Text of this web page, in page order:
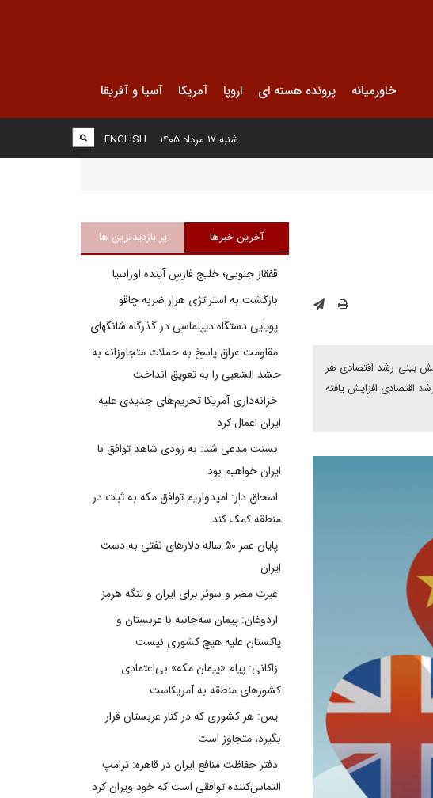
خاورمیانه پرونده هسته ای اروپا آمریکا آسیا و آفریقا
ENGLISH شنبه ۱۷ مرداد ۱۴۰۵
انداخته اند. پیش بینی رشد اقتصادی هر
رشد اقتصادی افزایش یافته
آخرین خبرها پر بازدیدترین ها
قفقاز جنوبی؛ خلیج فارسِ آینده اوراسیا
بازگشت به استراتژی هزار ضربه چاقو
پویایی دستگاه دیپلماسی در گذرگاه شانگهای
مقاومت عراق پاسخ به حملات متجاوزانه به
حشد الشعبی را به تعویق انداخت
خزانه‌داری آمریکا تحریم‌های جدیدی علیه
ایران اعمال کرد
بسنت مدعی شد: به زودی شاهد توافق با
ایران خواهیم بود
اسحاق دار: امیدواریم توافق مکه به ثبات در
منطقه کمک کند
پایان عمر ۵۰ ساله دلارهای نفتی به دست
ایران
عبرت مصر و سوئز برای ایران و تنگه هرمز
اردوغان: پیمان سه‌جانبه با عربستان و
پاکستان علیه هیچ کشوری نیست
زاکانی: پیام «پیمان مکه» بی‌اعتمادی
کشورهای منطقه به آمریکاست
یمن: هر کشوری که در کنار عربستان قرار
بگیرد، متجاوز است
دفتر حفاظت منافع ایران در قاهره: ترامپ
التماس‌کننده توافقی است که خود ویران کرد